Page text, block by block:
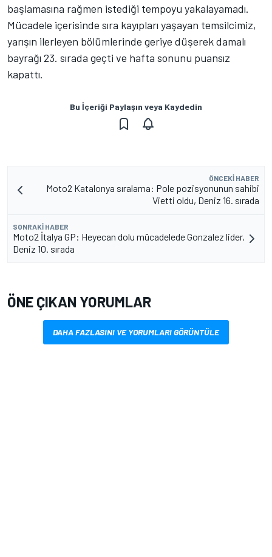
başlamasına rağmen istediği tempoyu yakalayamadı.
Mücadele içerisinde sıra kayıpları yaşayan temsilcimiz,
yarışın ilerleyen bölümlerinde geriye düşerek damalı
bayrağı 23. sırada geçti ve hafta sonunu puansız
kapattı.
Bu İçeriği Paylaşın veya Kaydedin
ÖNCEKI HABER
Moto2 Katalonya sıralama: Pole pozisyonunun sahibi
Vietti oldu, Deniz 16. sırada
SONRAKI HABER
Moto2 İtalya GP: Heyecan dolu mücadelede Gonzalez lider,
Deniz 10. sırada
ÖNE ÇIKAN YORUMLAR
DAHA FAZLASINI VE YORUMLARI GÖRÜNTÜLE